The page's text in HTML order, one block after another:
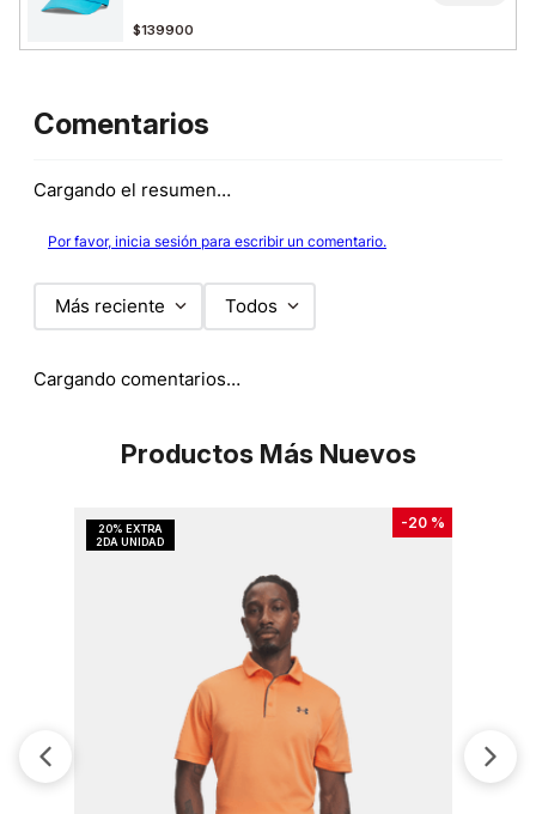
$139900
Comentarios
Cargando el resumen…
Por favor, inicia sesión para escribir un comentario.
Más reciente Todos
Cargando comentarios…
Productos Más Nuevos
-20 %